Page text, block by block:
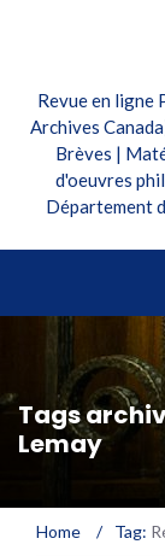
Revue en ligne
Archives
Brèves |
d'oeuvres
Département
Tags
Lemay
Home / Tag: